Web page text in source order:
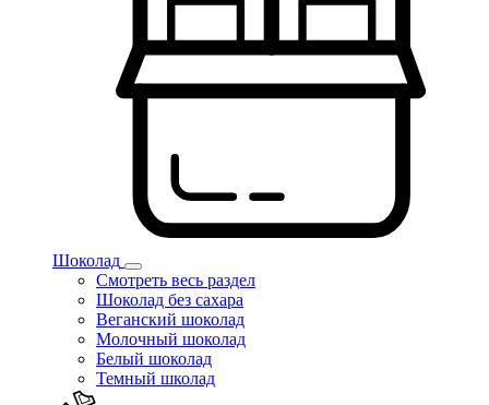
Шоколад
Смотреть весь раздел
Шоколад без сахара
Веганский шоколад
Молочный шоколад
Белый шоколад
Темный школад